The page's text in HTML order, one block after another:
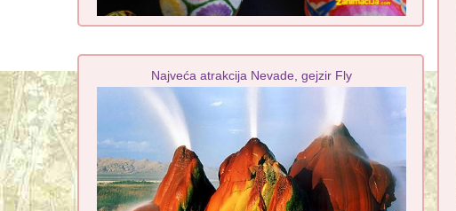
Najveća atrakcija Nevade, gejzir Fly